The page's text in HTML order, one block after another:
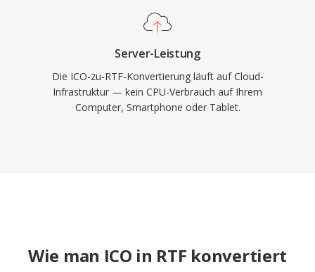
Server-Leistung
Die ICO-zu-RTF-Konvertierung läuft auf Cloud-
Infrastruktur — kein CPU-Verbrauch auf Ihrem
Computer, Smartphone oder Tablet.
Wie man ICO in RTF konvertiert